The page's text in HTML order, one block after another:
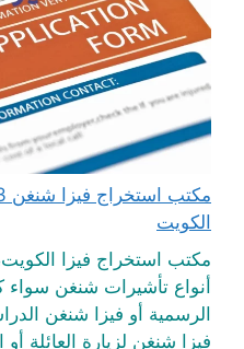
الكويت
مكتب استخراج فيزا
أنواع تأشيرات شنغن سواء
الرسمية أو فيزا شنغن
فيزا شنغن لزيارة العائلة